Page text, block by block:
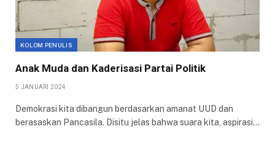
KOLOM PENULIS
Anak Muda dan Kaderisasi Partai Politik
5 JANUARI 2024
Demokrasi kita dibangun berdasarkan amanat UUD dan
berasaskan Pancasila. Disitu jelas bahwa suara kita, aspirasi…